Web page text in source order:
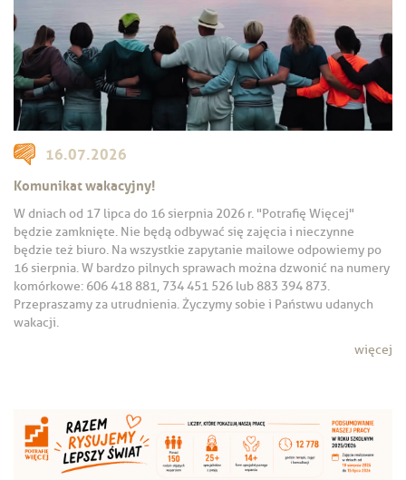
16.07.2026
Komunikat wakacyjny!
W dniach od 17 lipca do 16 sierpnia 2026 r. "Potrafię Więcej"
będzie zamknięte. Nie będą odbywać się zajęcia i nieczynne
będzie też biuro. Na wszystkie zapytanie mailowe odpowiemy po
16 sierpnia. W bardzo pilnych sprawach można dzwonić na numery
komórkowe: 606 418 881, 734 451 526 lub 883 394 873.
Przepraszamy za utrudnienia. Życzymy sobie i Państwu udanych
wakacji.
więcej